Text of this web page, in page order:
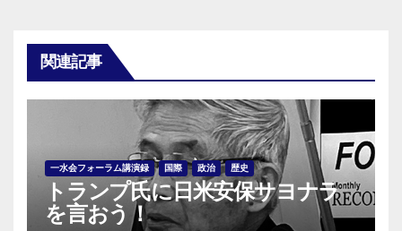
関連記事
一水会フォーラム講演録 国際 政治 歴史
トランプ氏に日米安保サヨナラ
を言おう！